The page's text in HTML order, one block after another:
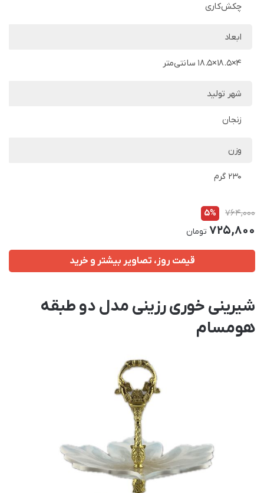
چکش‌کاری
ابعاد
4×18.5×18.5 سانتی‌متر
شهر تولید
زنجان
وزن
230 گرم
764,000
5%
725,800 تومان
قیمت روز، تصاویر بیشتر و خرید
شیرینی خوری رزینی مدل دو طبقه
هومسام